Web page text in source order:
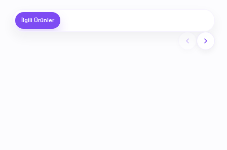
İlgili Ürünler